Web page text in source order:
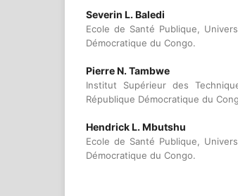
Severin L. Baledi
Ecole de Santé Publique,
Démocratique du Congo.
Pierre N. Tambwe
Institut Supérieur des
République Démocratique du
Hendrick L. Mbutshu
Ecole de Santé Publique,
Démocratique du Congo.